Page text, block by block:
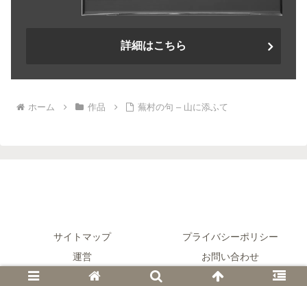
詳細はこちら
ホーム 作品 蕪村の句 – 山に添ふて
サイトマップ
プライバシーポリシー
運営
お問い合わせ
© 2020-2026 Gallery μ 【かな書道】.